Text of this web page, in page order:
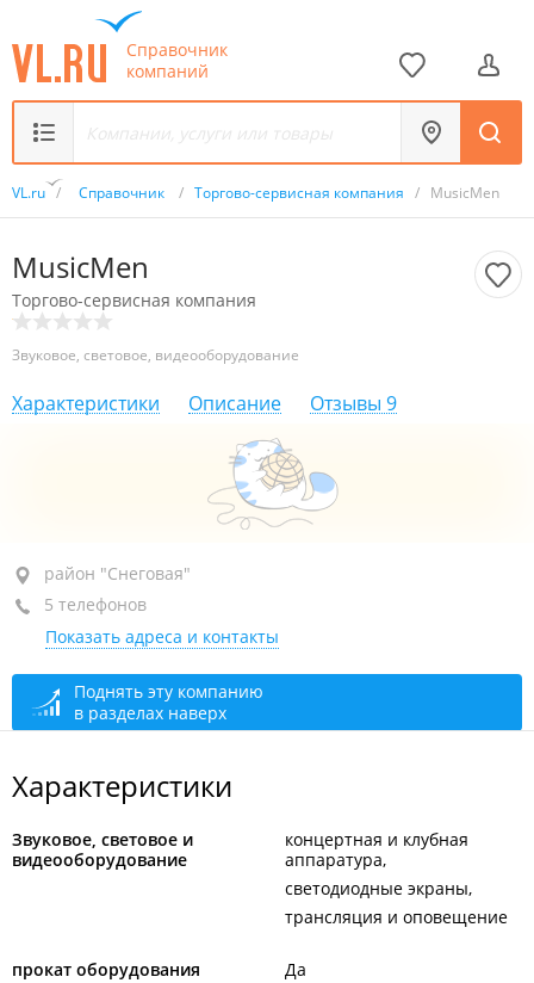
Справочник
компаний
VL.ru / Справочник / Торгово-сервисная компания / MusicMen
MusicMen
Торгово-сервисная компания
Звуковое, световое, видеооборудование
Характеристики Описание Отзывы 9
район "Снеговая", ул. Проселочная, 4А
+7 924 128-67-34
+7 914 703-00-81
+7 950 281-73-62 студия звукозаписи
+7 924 320-24-24запись на репетицию
закрыто, откроется в 09:00
район "Снеговая"
5 телефонов
Показать адреса и контакты
Поднять эту компанию
в разделах наверх
Характеристики
Звуковое, световое и
видеооборудование
концертная и клубная
аппаратура
светодиодные экраны
трансляция и оповещение
прокат оборудования Да